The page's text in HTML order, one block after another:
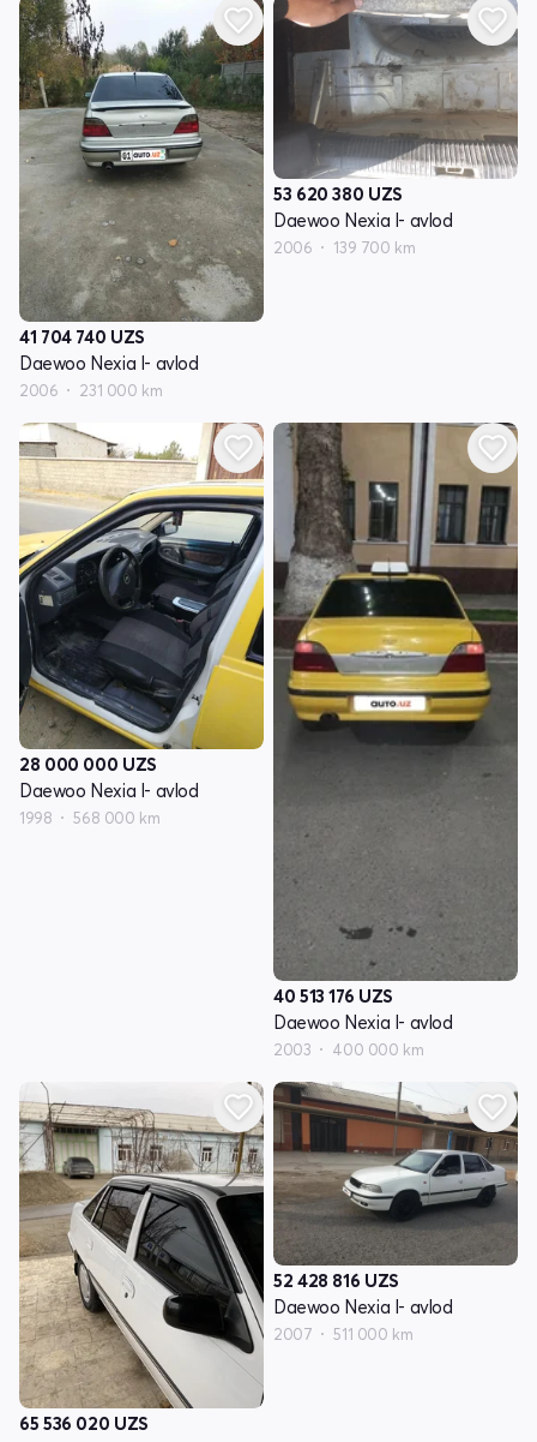
41 704 740 UZS
Daewoo Nexia I- avlod
2006 231 000 km
53 620 380 UZS
Daewoo Nexia I- avlod
2006 139 700 km
28 000 000 UZS
Daewoo Nexia I- avlod
1998 568 000 km
40 513 176 UZS
Daewoo Nexia I- avlod
2003 400 000 km
65 536 020 UZS
52 428 816 UZS
Daewoo Nexia I- avlod
2007 511 000 km